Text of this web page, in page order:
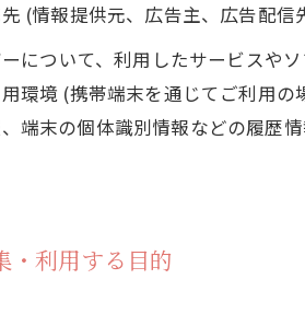
(情報提供元、広告主、広告配信
について、利用したサービスや
環境 (携帯端末を通じてご利用
端末の個体識別情報などの履歴
・利用する目的